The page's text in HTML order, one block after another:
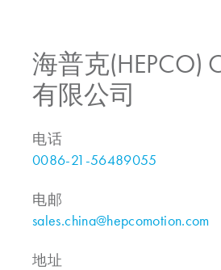
海普克(HEPCO)
有限公司
电话
0086-21-56489055
电邮
sales.china@hepcomotion.com
地址